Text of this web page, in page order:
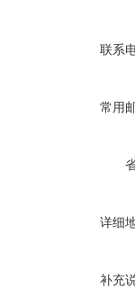
联系
常用
详细
补充